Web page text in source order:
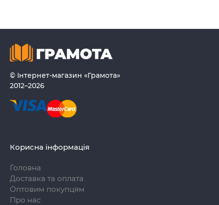
© Інтернет-магазин «Грамота»
2012–2026
Корисна інформація
Головна
Доставка та оплата
Оптовим покупцям
Про нас